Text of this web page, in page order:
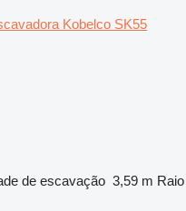
Kobelco SK55
de escavação 3,59 m Raio